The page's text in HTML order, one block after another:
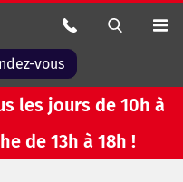
vous
les jours de 10h à
de 13h à 18h !